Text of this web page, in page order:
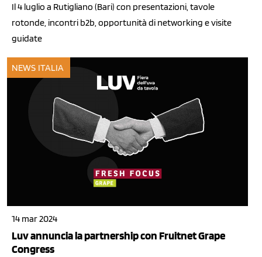
Il 4 luglio a Rutigliano (Bari) con presentazioni, tavole
rotonde, incontri b2b, opportunità di networking e visite
guidate
NEWS ITALIA
14 mar 2024
Luv annuncia la partnership con Fruitnet Grape
Congress